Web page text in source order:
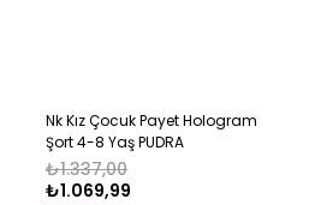
Nk Kız Çocuk Payet Hologram
Şort 4-8 Yaş PUDRA
₺1.069,99
₺1.337,00